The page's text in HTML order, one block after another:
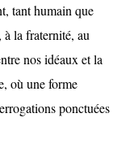
tant humain que
la fraternité, au
nos idéaux et la
où une forme
ponctuées